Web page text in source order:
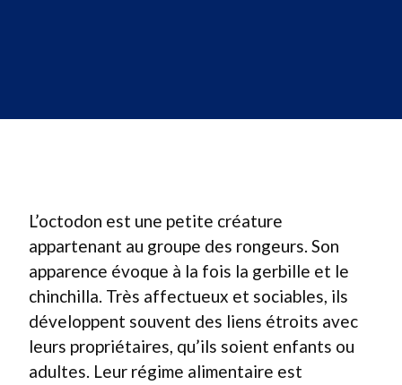
L’octodon est une petite créature
appartenant au groupe des rongeurs. Son
apparence évoque à la fois la gerbille et le
chinchilla. Très affectueux et sociables, ils
développent souvent des liens étroits avec
leurs propriétaires, qu’ils soient enfants ou
adultes. Leur régime alimentaire est